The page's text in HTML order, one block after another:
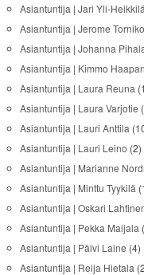
Asiantuntija | Jari Yli-Heikkilä
Asiantuntija | Jerome
Asiantuntija | Johanna
Asiantuntija | Kimmo
Asiantuntija | Laura Reuna
Asiantuntija | Laura Varjotie
Asiantuntija | Lauri Anttila
Asiantuntija | Lauri Leino (2)
Asiantuntija | Marianne
Asiantuntija | Minttu Tyykilä
Asiantuntija | Oskari
Asiantuntija | Pekka Maijala
Asiantuntija | Päivi Laine (4)
Asiantuntija | Reija Hietala